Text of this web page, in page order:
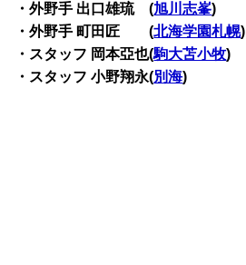
・外野手 出口雄琉 (旭川志峯)
・外野手 町田匠 (北海学園札幌)
・スタッフ 岡本亞也(駒大苫小牧)
・スタッフ 小野翔永(別海)